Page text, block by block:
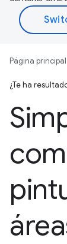
Página principal
¿Te ha